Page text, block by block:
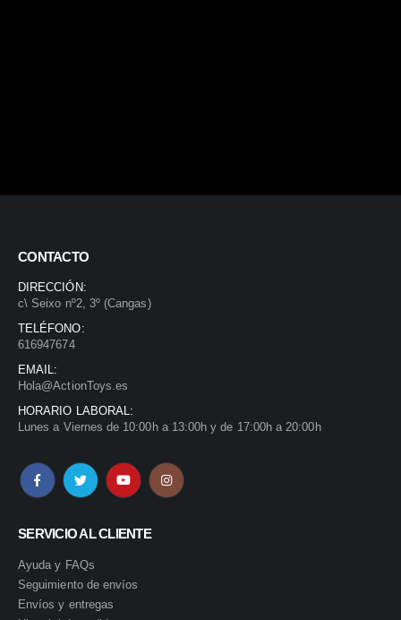
CONTACTO
DIRECCIÓN:
c\ Seixo nº2, 3º (Cangas)
TELÉFONO:
616947674
EMAIL:
Hola@ActionToys.es
HORARIO LABORAL:
Lunes a Viernes de 10:00h a 13:00h y de 17:00h a 20:00h
SERVICIO AL CLIENTE
Ayuda y FAQs
Seguimiento de envíos
Envíos y entregas